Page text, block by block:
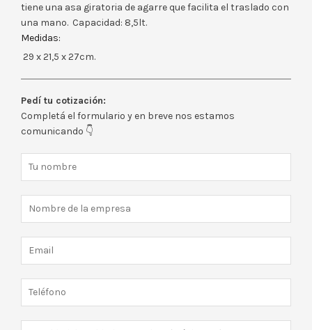
tiene una asa giratoria de agarre que facilita el traslado con
una mano. Capacidad: 8,5lt.
Medidas:
29 x 21,5 x 27cm.
Pedí tu cotización:
Completá el formulario y en breve nos estamos
comunicando 👇